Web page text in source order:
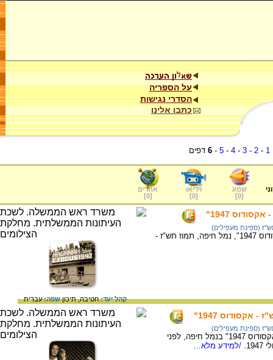
על הספריה
הסדרי נגישות
כתבו אלינו
1
-
2
-
3
-
4
-
5
-
6 דפים
שמע
[
0
]
וידיאו
[
0
]
אתרים
[
0
]
1947"
(ספינת מעפילים)
ספינת המעפילים "יציאת אירופה תש"ז - אקסודוס 1947", נמל חיפה, תמוז תש"ז -
קהל יעד:חטיבה,תיכוןשפה:עברית
1947"
(ספינת מעפילים)
מעפילים על הספינה "יציאת אירופה תש"ז - אקסודוס 1947" בנמל חיפה, לפני
/למידע מלא...